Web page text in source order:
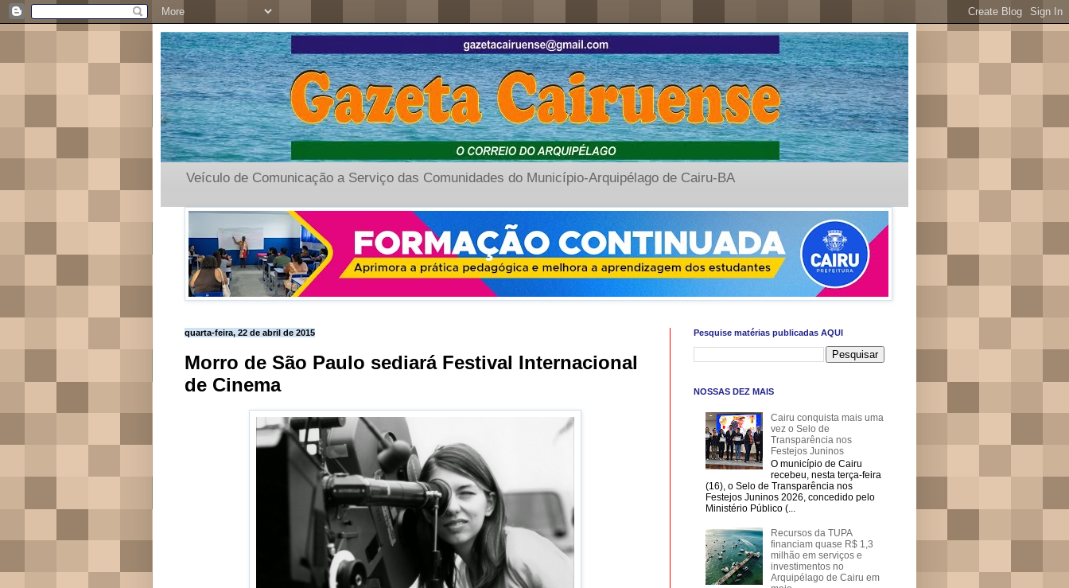
Veículo de Comunicação a Serviço das Comunidades do Município-Arquipélago de Cairu-BA
quarta-feira, 22 de abril de 2015
Morro de São Paulo sediará Festival Internacional
de Cinema
Pesquise matérias publicadas AQUI
NOSSAS DEZ MAIS
Cairu conquista mais uma
vez o Selo de
Transparência nos
Festejos Juninos
O município de Cairu
recebeu, nesta terça-feira
(16), o Selo de Transparência nos
Festejos Juninos 2026, concedido pelo
Ministério Público (...
Recursos da TUPA
financiam quase R$ 1,3
milhão em serviços e
investimentos no
Arquipélago de Cairu em